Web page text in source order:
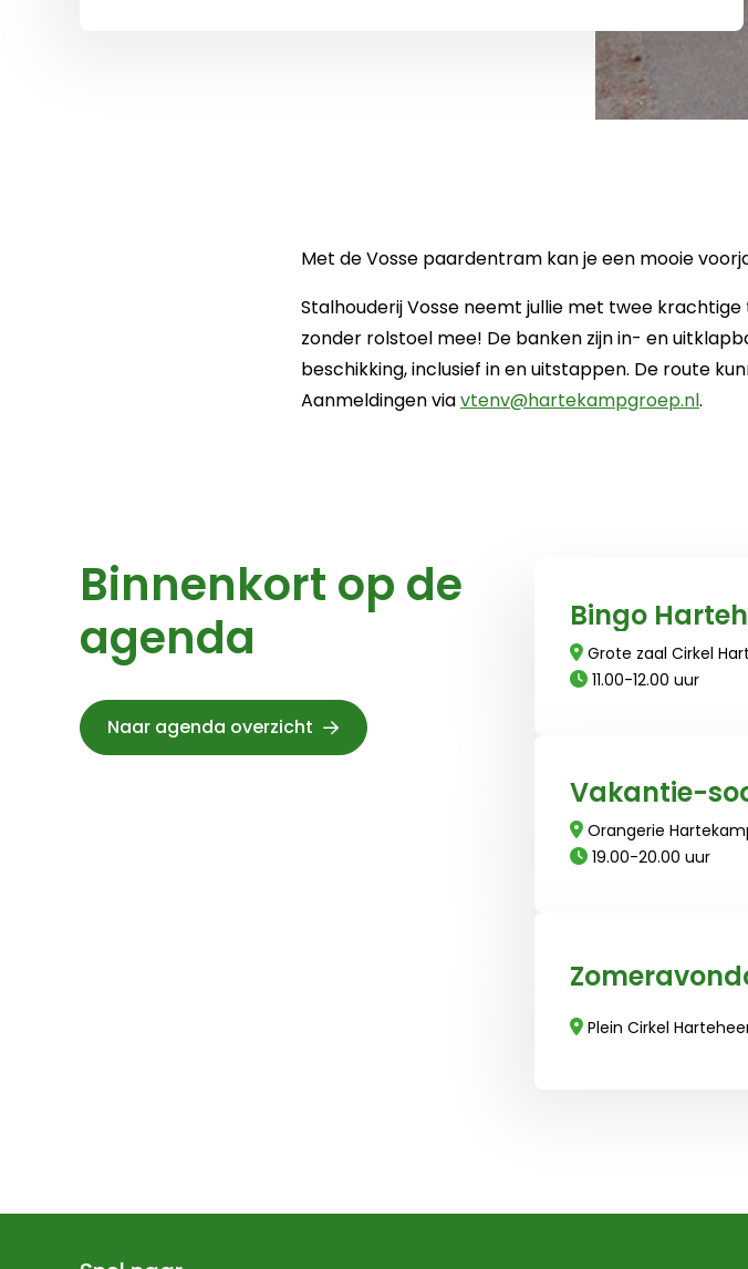
Met de Vosse paardentram kan je een mooie
Stalhouderij Vosse neemt jullie met twee
zonder rolstoel mee! De banken zijn in- en
beschikking, inclusief in en uitstappen. De route
Aanmeldingen viavtenv@hartekampgroep.nl.
Binnenkort op de
agenda
Naar agenda overzicht
Bingo
Grote zaal Cirkel
11.00-12.00 uur
Vakantie-
Orangerie
19.00-20.00 uur
Plein Cirkel